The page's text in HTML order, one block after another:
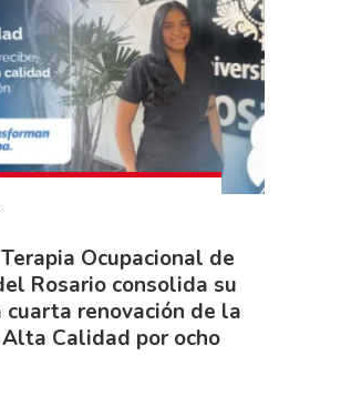
Ocupacional de
Rosario consolida su
renovación de la
Calidad por ocho